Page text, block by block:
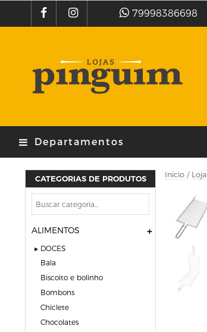
79998386698
Departamentos
Início / Loja
CATEGORIAS DE PRODUTOS
ALIMENTOS
DOCES
bala
biscoito e bolinho
bombons
chiclete
chocolates